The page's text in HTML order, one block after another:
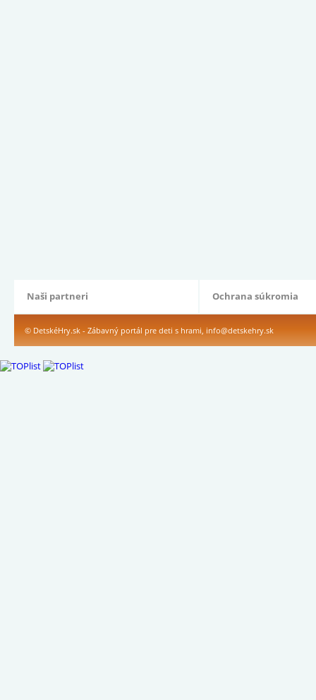
Naši partneri Ochrana súkromia
© DetskéHry.sk - Zábavný portál pre deti s hrami, info@detskehry.sk